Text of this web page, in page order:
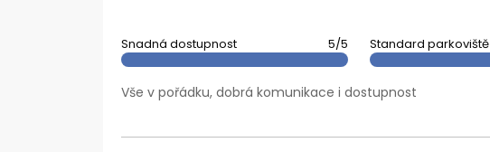
Snadná dostupnost 5/5 Standard parkoviště
Vše v pořádku, dobrá komunikace i dostupnost